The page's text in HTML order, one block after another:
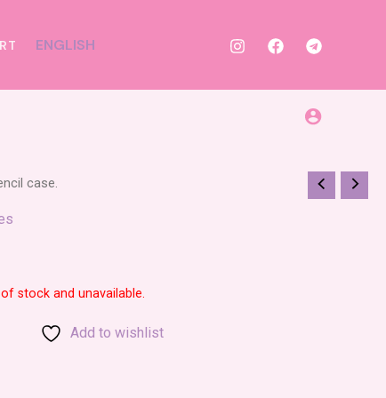
ENGLISH
case.
stock and unavailable.
Add to wishlist